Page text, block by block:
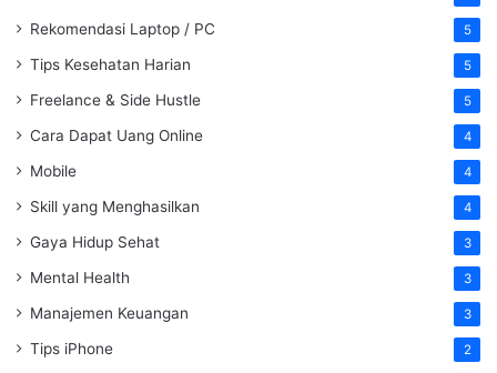
Rekomendasi Laptop / PC 5
Tips Kesehatan Harian 5
Freelance & Side Hustle 5
Cara Dapat Uang Online 4
Mobile 4
Skill yang Menghasilkan 4
Gaya Hidup Sehat 3
Mental Health 3
Manajemen Keuangan 3
Tips iPhone 2